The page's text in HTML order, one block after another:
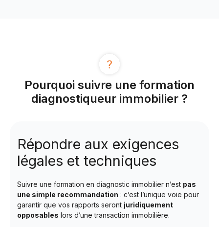
Pourquoi suivre une formation
diagnostiqueur immobilier ?
Répondre aux exigences
légales et techniques
Suivre une formation en diagnostic immobilier n’est pas
une simple recommandation : c’est l’unique voie pour
garantir que vos rapports seront juridiquement
opposables lors d’une transaction immobilière.